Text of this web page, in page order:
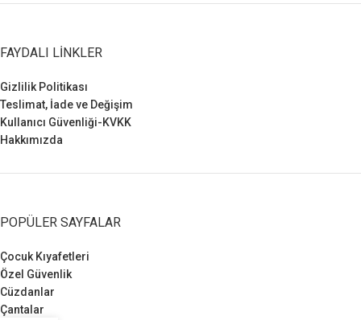
FAYDALI LINKLER
Gizlilik Politikası
Teslimat, İade ve Değişim
Kullanıcı Güvenliği-KVKK
Hakkımızda
POPÜLER SAYFALAR
Çocuk Kıyafetleri
Özel Güvenlik
Cüzdanlar
Çantalar